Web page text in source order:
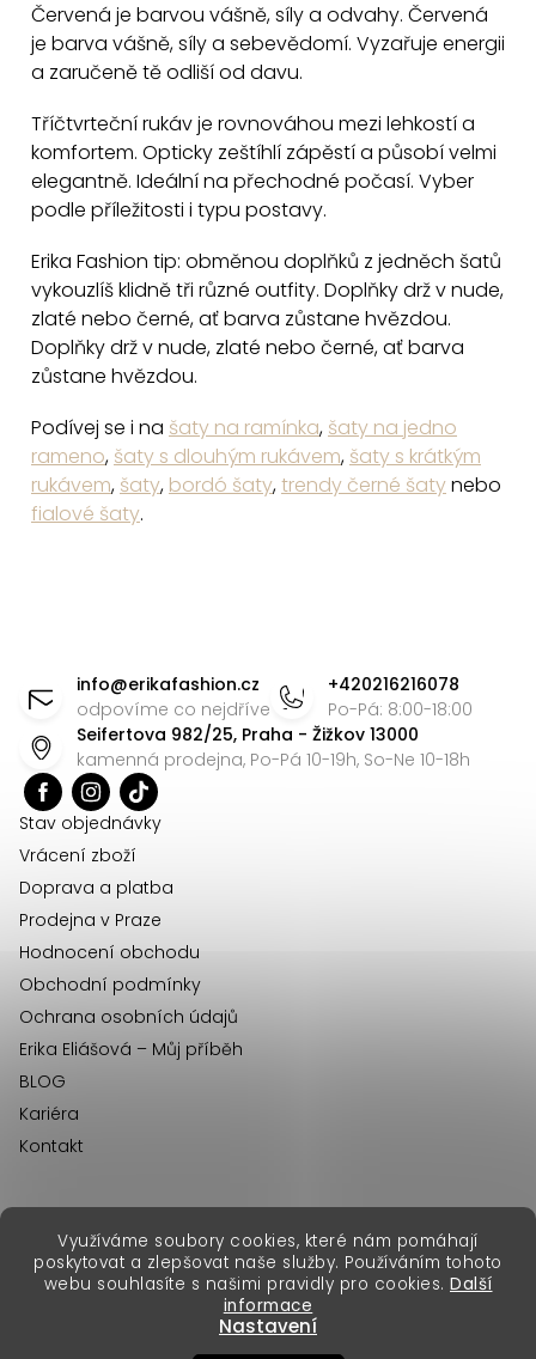
Využíváme soubory cookies, které nám pomáhají
poskytovat a zlepšovat naše služby. Používáním tohoto
webu souhlasíte s našimi pravidly pro cookies. Další
informace
Nastavení
l
á
a
c
í
p
v
k
y
p
i
s
Červená je barvou vášně, síly a odvahy. Červená
je barva vášně, síly a sebevědomí. Vyzařuje energii
a zaručeně tě odliší od davu.
Tříčtvrteční rukáv je rovnováhou mezi lehkostí a
komfortem. Opticky zeštíhlí zápěstí a působí velmi
elegantně. Ideální na přechodné počasí. Vyber
podle příležitosti i typu postavy.
Erika Fashion tip: obměnou doplňků z jedněch šatů
vykouzlíš klidně tři různé outfity. Doplňky drž v nude,
zlaté nebo černé, ať barva zůstane hvězdou.
Doplňky drž v nude, zlaté nebo černé, ať barva
zůstane hvězdou.
Podívej se i na šaty na ramínka, šaty na jedno
rameno, šaty s dlouhým rukávem, šaty s krátkým
rukávem, šaty, bordó šaty,trendy černé šatynebo
fialové šaty.
info@erikafashion.cz
odpovíme co nejdříve
+420216216078
Po-Pá: 8:00-18:00
Seifertova 982/25, Praha - Žižkov 13000
kamenná prodejna, Po-Pá 10-19h, So-Ne 10-18h
Stav objednávky
Vrácení zboží
Doprava a platba
Prodejna v Praze
Hodnocení obchodu
Obchodní podmínky
Ochrana osobních údajů
Erika Eliášová – Můj příběh
BLOG
Kariéra
Kontakt
Vytvořil Shoptet Premium
Copyright 2026Erika Fashion. Všechna práva vyhrazena.
erikafashion.sk